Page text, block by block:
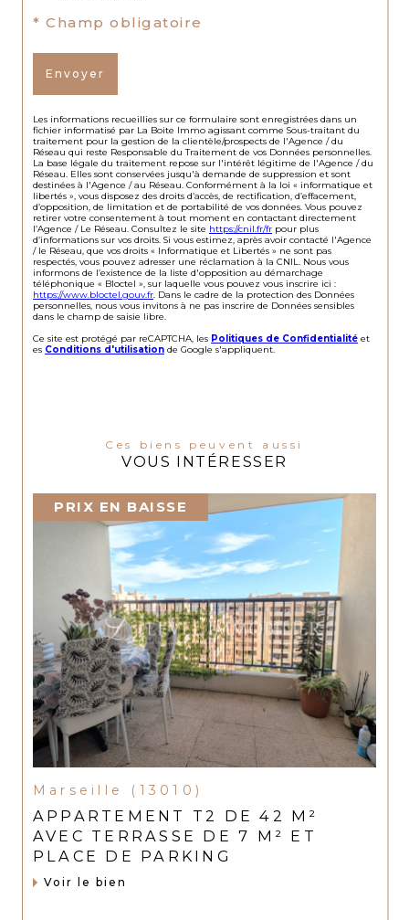
* Champ obligatoire
Envoyer
Les informations recueillies sur ce formulaire sont enregistrées dans un
fichier informatisé par La Boite Immo agissant comme Sous-traitant du
traitement pour la gestion de la clientèle/prospects de l'Agence / du
Réseau qui reste Responsable du Traitement de vos Données personnelles.
La base légale du traitement repose sur l'intérêt légitime de l'Agence / du
Réseau. Elles sont conservées jusqu'à demande de suppression et sont
destinées à l'Agence / au Réseau. Conformément à la loi « informatique et
libertés », vous disposez des droits d’accès, de rectification, d’effacement,
d’opposition, de limitation et de portabilité de vos données. Vous pouvez
retirer votre consentement à tout moment en contactant directement
l’Agence / Le Réseau. Consultez le site https://cnil.fr/fr pour plus
d’informations sur vos droits. Si vous estimez, après avoir contacté l'Agence
/ le Réseau, que vos droits « Informatique et Libertés » ne sont pas
respectés, vous pouvez adresser une réclamation à la CNIL. Nous vous
informons de l’existence de la liste d'opposition au démarchage
téléphonique « Bloctel », sur laquelle vous pouvez vous inscrire ici :
https://www.bloctel.gouv.fr . Dans le cadre de la protection des Données
personnelles, nous vous invitons à ne pas inscrire de Données sensibles
dans le champ de saisie libre.
Ce site est protégé par reCAPTCHA, les Politiques de Confidentialité et
es Conditions d'utilisation de Google s'appliquent.
Ces biens peuvent aussi
VOUS INTÉRESSER
PRIX EN BAISSE
Marseille (13010)
APPARTEMENT T2 DE 42 M²
AVEC TERRASSE DE 7 M² ET
PLACE DE PARKING
Voir le bien